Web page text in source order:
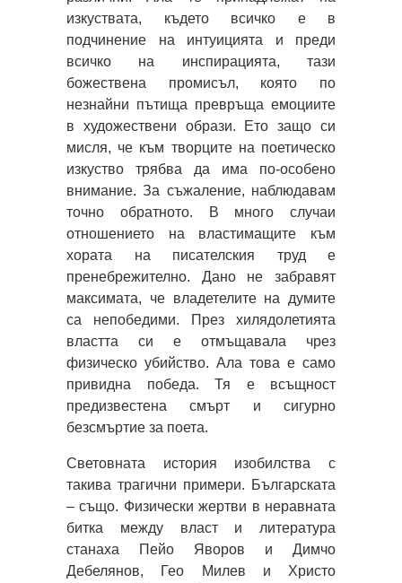
изкуствата, където всичко е в
подчинение на интуицията и преди
всичко на инспирацията, тази
божествена промисъл, която по
незнайни пътища превръща емоциите
в художествени образи. Ето защо си
мисля, че към творците на поетическо
изкуство трябва да има по-особено
внимание. За съжаление, наблюдавам
точно обратното. В много случаи
отношението на властимащите към
хората на писателския труд е
пренебрежително. Дано не забравят
максимата, че владетелите на думите
са непобедими. През хилядолетията
властта си е отмъщавала чрез
физическо убийство. Ала това е само
привидна победа. Тя е всъщност
предизвестена смърт и сигурно
безсмъртие за поета.
Световната история изобилства с
такива трагични примери. Българската
– също. Физически жертви в неравната
битка между власт и литература
станаха Пейо Яворов и Димчо
Дебелянов, Гео Милев и Христо